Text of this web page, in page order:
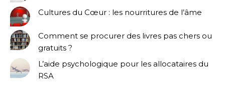
Cultures du Cœur : les nourritures de l’âme
Comment se procurer des livres pas chers ou
gratuits ?
L’aide psychologique pour les allocataires du
RSA